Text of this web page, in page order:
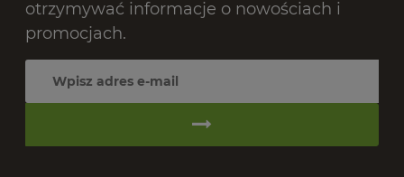
otrzymywać informacje o nowościach i
promocjach.